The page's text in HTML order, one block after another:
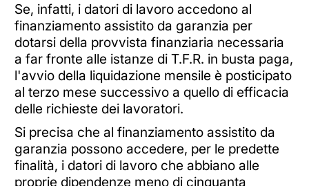
Se, infatti, i datori di lavoro accedono al
finanziamento assistito da garanzia per
dotarsi della provvista finanziaria necessaria
a far fronte alle istanze di T.F.R. in busta paga,
l'avvio della liquidazione mensile è posticipato
al terzo mese successivo a quello di efficacia
delle richieste dei lavoratori.
Si precisa che al finanziamento assistito da
garanzia possono accedere, per le predette
finalità, i datori di lavoro che abbiano alle
proprie dipendenze meno di cinquanta